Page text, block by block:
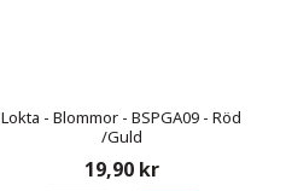
Lokta - Blommor - BSPGA09 - Röd
/Guld
19,90 kr